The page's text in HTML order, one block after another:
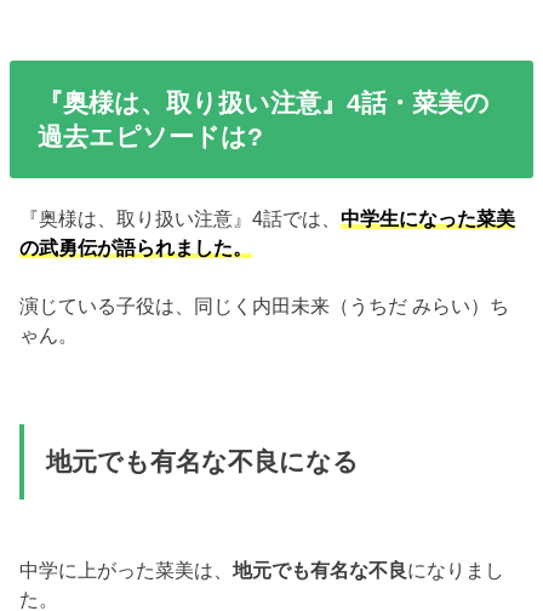
『奥様は、取り扱い注意』4話・菜美の
過去エピソードは?
『奥様は、取り扱い注意』4話では、中学生になった菜美
の武勇伝が語られました。
演じている子役は、同じく内田未来（うちだ みらい）ち
ゃん。
地元でも有名な不良になる
中学に上がった菜美は、地元でも有名な不良になりまし
た。